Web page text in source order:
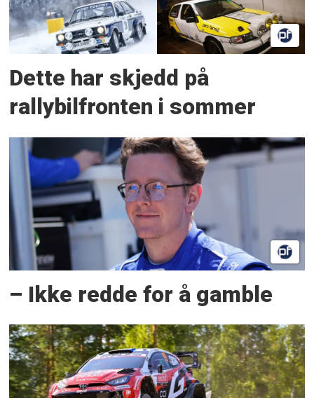
Dette har skjedd på
rallybilfronten i sommer
– Ikke redde for å gamble